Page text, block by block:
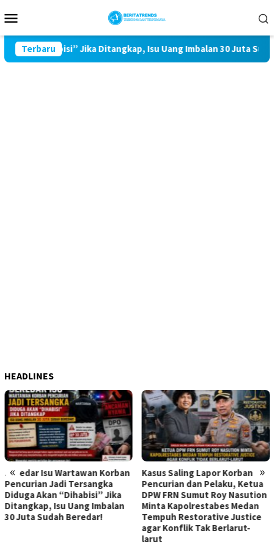
ke
Mobile
Terbaru
“Dihabisi” Jika Ditangkap, Isu Uang Imbalan 30 Juta Sudah
HEADLINES
« »
Wartawan Korban
Tersangka
“Dihabisi” Jika
Isu Uang Imbalan
Beredar!
Kasus Saling Lapor Korban
Pencurian dan Pelaku, Ketua
DPW FRN Sumut Roy Nasution
Minta Kapolrestabes Medan
Tempuh Restorative Justice
agar Konflik Tak Berlarut-
Diduga
Dpo
Usaha